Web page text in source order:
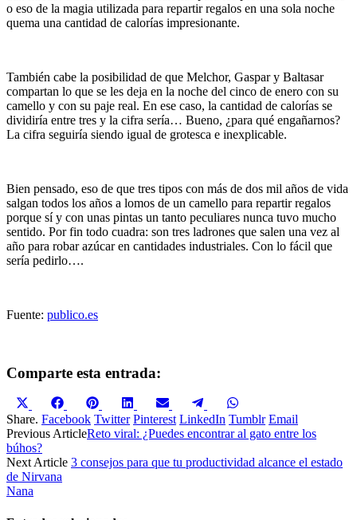
o eso de la magia utilizada para repartir regalos en una sola noche
quema una cantidad de calorías impresionante.
También cabe la posibilidad de que Melchor, Gaspar y Baltasar
compartan lo que se les deja en la noche del cinco de enero con su
camello y con su paje real. En ese caso, la cantidad de calorías se
dividiría entre tres y la cifra sería… Bueno, ¿para qué engañarnos?
La cifra seguiría siendo igual de grotesca e inexplicable.
Bien pensado, eso de que tres tipos con más de dos mil años de vida
salgan todos los años a lomos de un camello para repartir regalos
porque sí y con unas pintas un tanto peculiares nunca tuvo mucho
sentido. Por fin todo cuadra: son tres ladrones que salen una vez al
año para robar azúcar en cantidades industriales. Con lo fácil que
sería pedirlo….
Fuente: publico.es
Comparte esta entrada:
Compartir
en
X
(Twitter)
Compartir
en
Facebook
Compartir
en
Pinterest
Compartir
en
LinkedIn
Compartir
en
Email
Compartir
en
Telegram
en
WhatsApp
Share. Facebook Twitter Pinterest LinkedIn Tumblr Email
Previous ArticleReto viral: ¿Puedes encontrar al gato entre los
búhos?
Next Article 3 consejos para que tu productividad alcance el estado
de Nirvana
Nana